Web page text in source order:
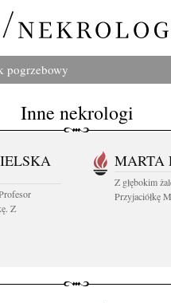
pogrzebowy
Inne nekrologi
Z
MARTA
Z głębokim
Przyjaciółkę